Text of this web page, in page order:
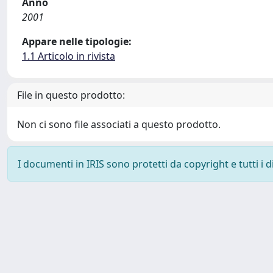
2001
Appare nelle tipologie:
1.1 Articolo in rivista
File in questo prodotto:
Non ci sono file associati a questo prodotto.
I documenti in IRIS sono protetti da copyright e tutti i